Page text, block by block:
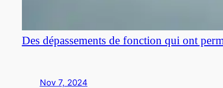
Des dépassements de fonction qui ont
Nov 7, 2024